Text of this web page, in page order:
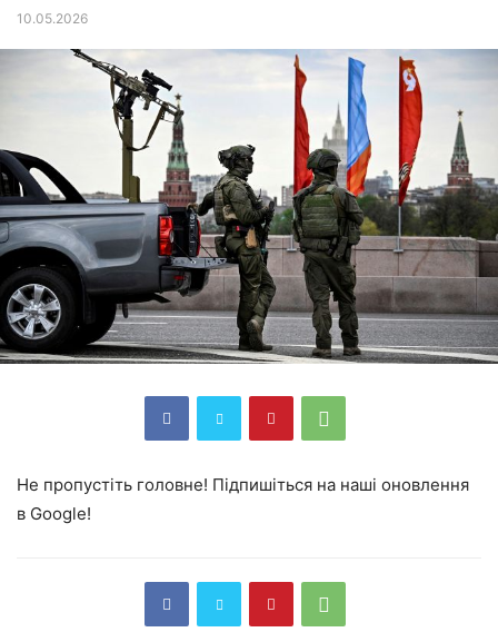
10.05.2026
Не пропустіть головне! Підпишіться на наші оновлення
в Google!